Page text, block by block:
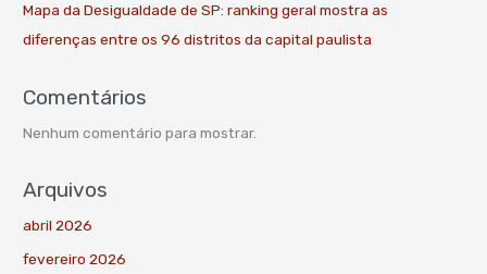
Mapa da Desigualdade de SP: ranking geral mostra as
diferenças entre os 96 distritos da capital paulista
Comentários
Nenhum comentário para mostrar.
Arquivos
abril 2026
fevereiro 2026